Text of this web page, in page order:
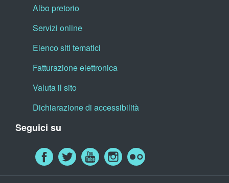
Albo pretorio
Servizi online
Elenco siti tematici
Fatturazione elettronica
Valuta il sito
Dichiarazione di accessibilità
Seguici su